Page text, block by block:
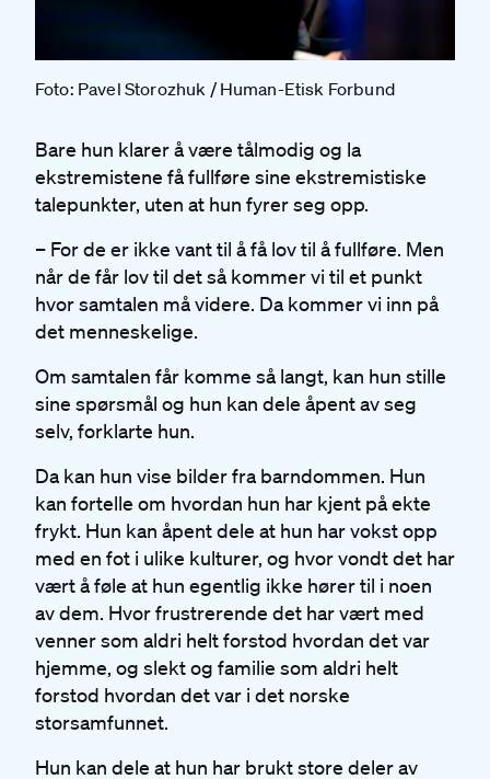
Foto: Pavel Storozhuk / Human-Etisk Forbund
Bare hun klarer å være tålmodig og la
ekstremistene få fullføre sine ekstremistiske
talepunkter, uten at hun fyrer seg opp.
– For de er ikke vant til å få lov til å fullføre. Men
når de får lov til det så kommer vi til et punkt
hvor samtalen må videre. Da kommer vi inn på
det menneskelige.
Om samtalen får komme så langt, kan hun stille
sine spørsmål og hun kan dele åpent av seg
selv, forklarte hun.
Da kan hun vise bilder fra barndommen. Hun
kan fortelle om hvordan hun har kjent på ekte
frykt. Hun kan åpent dele at hun har vokst opp
med en fot i ulike kulturer, og hvor vondt det har
vært å føle at hun egentlig ikke hører til i noen
av dem. Hvor frustrerende det har vært med
venner som aldri helt forstod hvordan det var
hjemme, og slekt og familie som aldri helt
forstod hvordan det var i det norske
storsamfunnet.
Hun kan dele at hun har brukt store deler av